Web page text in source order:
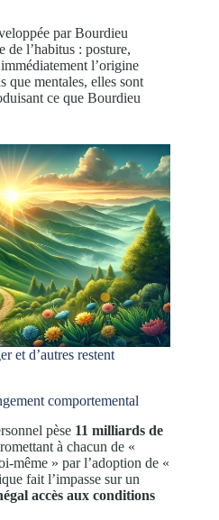
par Bourdieu
de l’habitus : posture,
l’origine
que mentales, elles sont
ce que Bourdieu
et d’autres restent
comportemental
pèse 11 milliards de
à chacun de «
même » par l’adoption de «
fait l’impasse sur un
accès aux conditions